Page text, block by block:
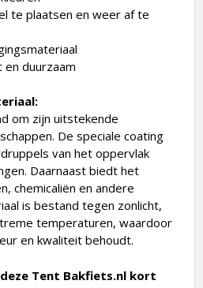
te plaatsen en weer af te
duurzaam
om zijn uitstekende
De speciale coating
van het oppervlak
Daarnaast biedt het
chemicaliën en andere
is bestand tegen zonlicht,
temperaturen, waardoor
en kwaliteit behoudt.
Tent Bakfiets.nl kort